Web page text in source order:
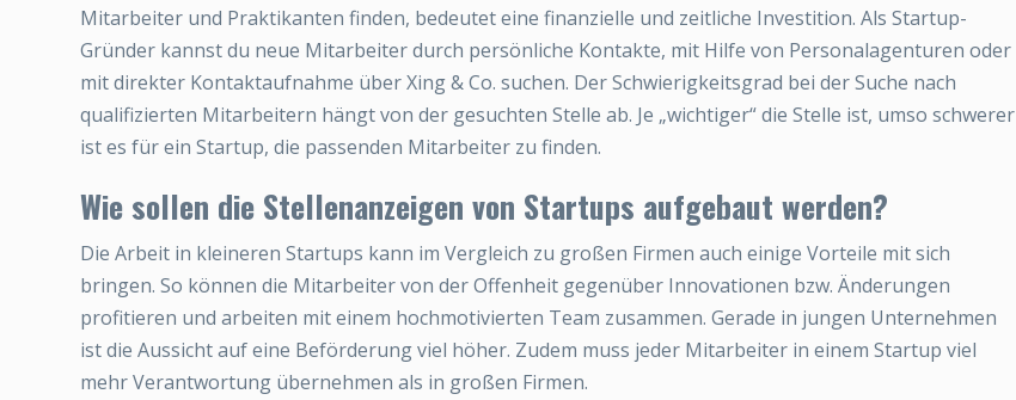
Mitarbeiter und Praktikanten finden, bedeutet eine finanzielle und zeitliche Investition. Als Startup-
Gründer kannst du neue Mitarbeiter durch persönliche Kontakte, mit Hilfe von Personalagenturen oder
mit direkter Kontaktaufnahme über Xing & Co. suchen. Der Schwierigkeitsgrad bei der Suche nach
qualifizierten Mitarbeitern hängt von der gesuchten Stelle ab. Je „wichtiger“ die Stelle ist, umso schwerer
ist es für ein Startup, die passenden Mitarbeiter zu finden.
Wie sollen die Stellenanzeigen von Startups aufgebaut werden?
Die Arbeit in kleineren Startups kann im Vergleich zu großen Firmen auch einige Vorteile mit sich
bringen. So können die Mitarbeiter von der Offenheit gegenüber Innovationen bzw. Änderungen
profitieren und arbeiten mit einem hochmotivierten Team zusammen. Gerade in jungen Unternehmen
ist die Aussicht auf eine Beförderung viel höher. Zudem muss jeder Mitarbeiter in einem Startup viel
mehr Verantwortung übernehmen als in großen Firmen.